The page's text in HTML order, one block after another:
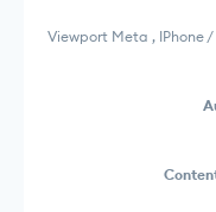
Viewport Meta , IPhone